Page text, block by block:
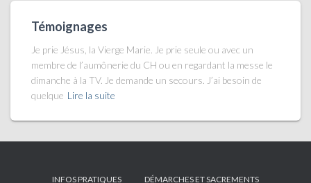
Témoignages
Je prie Jésus, la Vierge Marie. Je prie seule ou avec un
membre de l’aumônerie du CH ou en regardant la messe le
dimanche à la TV. Je demande un secours. J’ai besoin de
quelque Lire la suite
INFOS PRATIQUES DÉMARCHES ET SACREMENTS